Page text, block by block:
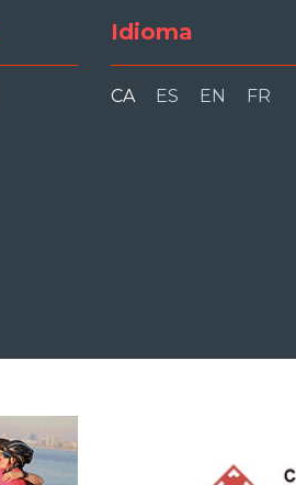
Idioma
CA ES EN FR